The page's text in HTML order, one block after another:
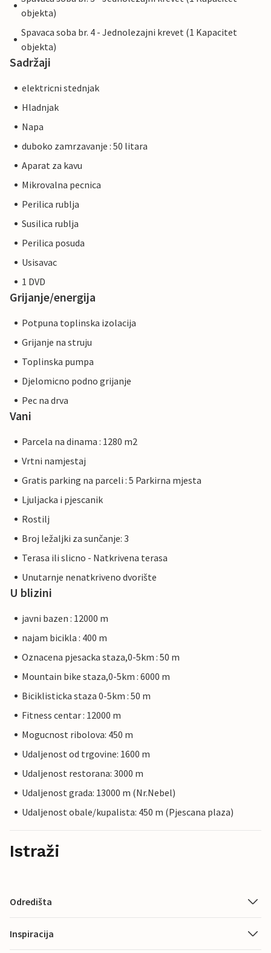
objekta)
Spavaca soba br. 4 - Jednolezajni krevet (1 Kapacitet
objekta)
Sadržaji
elektricni stednjak
Hladnjak
Napa
duboko zamrzavanje : 50 litara
Aparat za kavu
Mikrovalna pecnica
Perilica rublja
Susilica rublja
Perilica posuda
Usisavac
1 DVD
Grijanje/energija
Potpuna toplinska izolacija
Grijanje na struju
Toplinska pumpa
Djelomicno podno grijanje
Pec na drva
Vani
Parcela na dinama : 1280 m2
Vrtni namjestaj
Gratis parking na parceli : 5 Parkirna mjesta
Ljuljacka i pjescanik
Rostilj
Broj ležaljki za sunčanje: 3
Terasa ili slicno - Natkrivena terasa
Unutarnje nenatkriveno dvorište
U blizini
javni bazen : 12000 m
najam bicikla : 400 m
Oznacena pjesacka staza,0-5km : 50 m
Mountain bike staza,0-5km : 6000 m
Biciklisticka staza 0-5km : 50 m
Fitness centar : 12000 m
Mogucnost ribolova: 450 m
Udaljenost od trgovine: 1600 m
Udaljenost restorana: 3000 m
Udaljenost grada: 13000 m (Nr.Nebel)
Udaljenost obale/kupalista: 450 m (Pjescana plaza)
Istraži
Odredišta
Inspiracija